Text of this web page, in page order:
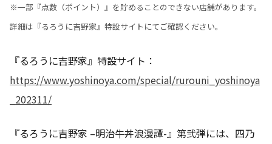
※一部『点数（ポイント）』を貯めることのできない店舗があります。
詳細は『るろうに吉野家』特設サイトにてご確認ください。
『るろうに吉野家』特設サイト：
https://www.yoshinoya.com/special/rurouni_yoshinoya
_202311/
『るろうに吉野家 –明治牛丼浪漫譚-』第弐弾には、四乃